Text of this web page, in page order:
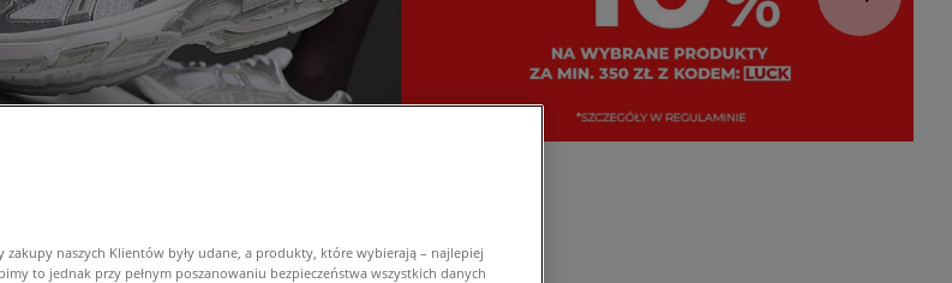
zakupy naszych Klientów były udane, a produkty, które wybierają – najlepiej
to jednak przy pełnym poszanowaniu bezpieczeństwa wszystkich danych